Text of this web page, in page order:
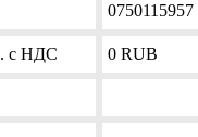
0750115957
с НДС 0 RUB